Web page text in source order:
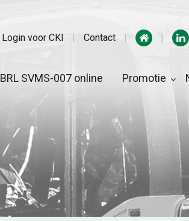
Login voor CKI Contact
BRL SVMS-007 online Promotie